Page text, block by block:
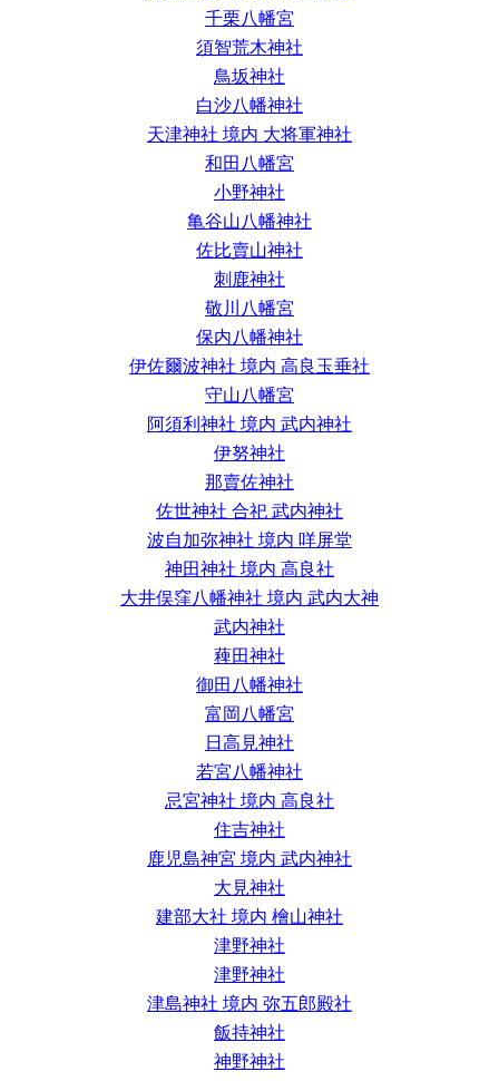
千栗八幡宮
須智荒木神社
鳥坂神社
白沙八幡神社
天津神社 境内 大将軍神社
和田八幡宮
小野神社
亀谷山八幡神社
佐比賣山神社
刺鹿神社
敬川八幡宮
保内八幡神社
伊佐爾波神社 境内 高良玉垂社
守山八幡宮
阿須利神社 境内 武内神社
伊努神社
那賣佐神社
佐世神社 合祀 武内神社
波自加弥神社 境内 咩屏堂
神田神社 境内 高良社
大井俣窪八幡神社 境内 武内大神
武内神社
薭田神社
御田八幡神社
富岡八幡宮
日高見神社
若宮八幡神社
忌宮神社 境内 高良社
住吉神社
鹿児島神宮 境内 武内神社
大見神社
建部大社 境内 檜山神社
津野神社
津野神社
津島神社 境内 弥五郎殿社
飯持神社
神野神社